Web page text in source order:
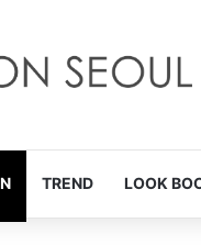
TREND LOOK